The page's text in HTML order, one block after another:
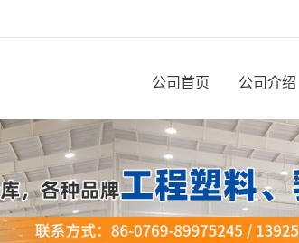
公司首页 公司介绍